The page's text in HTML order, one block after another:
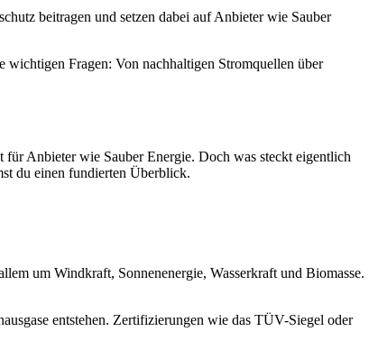
beitragen und setzen dabei auf Anbieter wie Sauber
Fragen: Von nachhaltigen Stromquellen über
Anbieter wie Sauber Energie. Doch was steckt eigentlich
du einen fundierten Überblick.
um Windkraft, Sonnenenergie, Wasserkraft und Biomasse.
entstehen. Zertifizierungen wie das TÜV-Siegel oder